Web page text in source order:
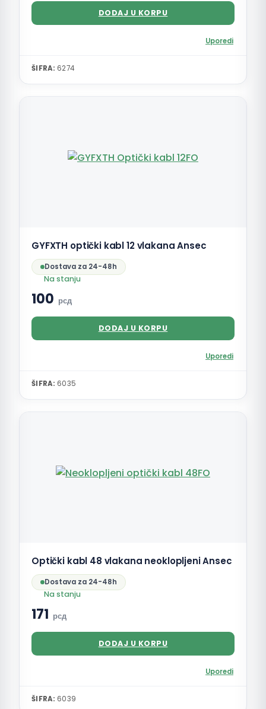
DODAJ U KORPU
Uporedi
ŠIFRA: 6274
GYFXTH optički kabl 12 vlakana Ansec
Dostava za 24-48h
Na stanju
100 рсд
DODAJ U KORPU
Uporedi
ŠIFRA: 6035
Optički kabl 48 vlakana neoklopljeni Ansec
Dostava za 24-48h
Na stanju
171 рсд
DODAJ U KORPU
Uporedi
ŠIFRA: 6039